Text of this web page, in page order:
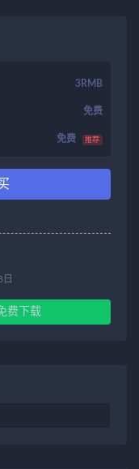
3RMB
免费
免费 推荐
费下载